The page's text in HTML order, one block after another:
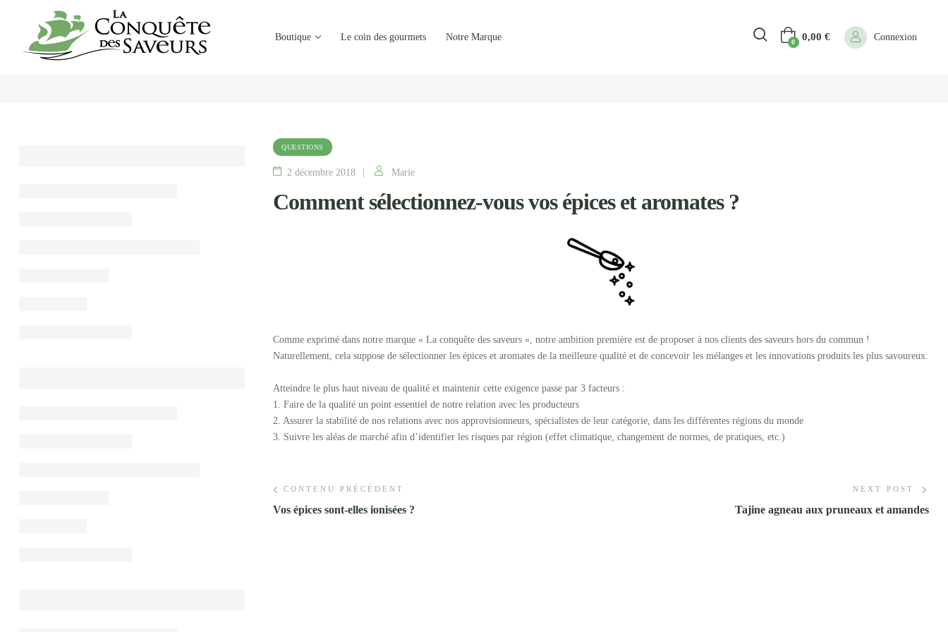
Boutique Le coin des gourmets Notre Marque 0 0,00 € Connexion
QUESTIONS
2 décembre 2018 Marie
Comment sélectionnez-vous vos épices et aromates ?
Comme exprimé dans notre marque « La conquête des saveurs », notre ambition première est de proposer à nos clients des saveurs hors du commun !
Naturellement, cela suppose de sélectionner les épices et aromates de la meilleure qualité et de concevoir les mélanges et les innovations produits les plus savoureux.
Atteindre le plus haut niveau de qualité et maintenir cette exigence passe par 3 facteurs :
1. Faire de la qualité un point essentiel de notre relation avec les producteurs
2. Assurer la stabilité de nos relations avec nos approvisionneurs, spécialistes de leur catégorie, dans les différentes régions du monde
3. Suivre les aléas de marché afin d’identifier les risques par région (effet climatique, changement de normes, de pratiques, etc.)
CONTENU PRÉCÉDENT
Vos épices sont-elles ionisées ?
NEXT POST
Tajine agneau aux pruneaux et amandes